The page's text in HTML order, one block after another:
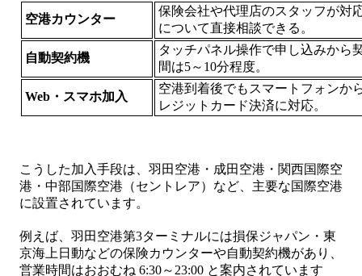
空港カウンター
保険会社や代理店のスタッフが対
について直接相談できる。
自動契約機
タッチパネル操作で申し込みから
間は5～10分程度。
Web・スマホ加入
空港到着後でもスマートフォンか
レジットカード決済に対応。
こうした加入手段は、羽田空港・成田空港・関西国際空
港・中部国際空港（セントレア）など、主要な国際空港
に設置されています。
例えば、羽田空港第3ターミナルには損保ジャパン・東
京海上日動などの保険カウンターや自動契約機があり、
営業時間はおおむね 6:30～23:00 と案内されています